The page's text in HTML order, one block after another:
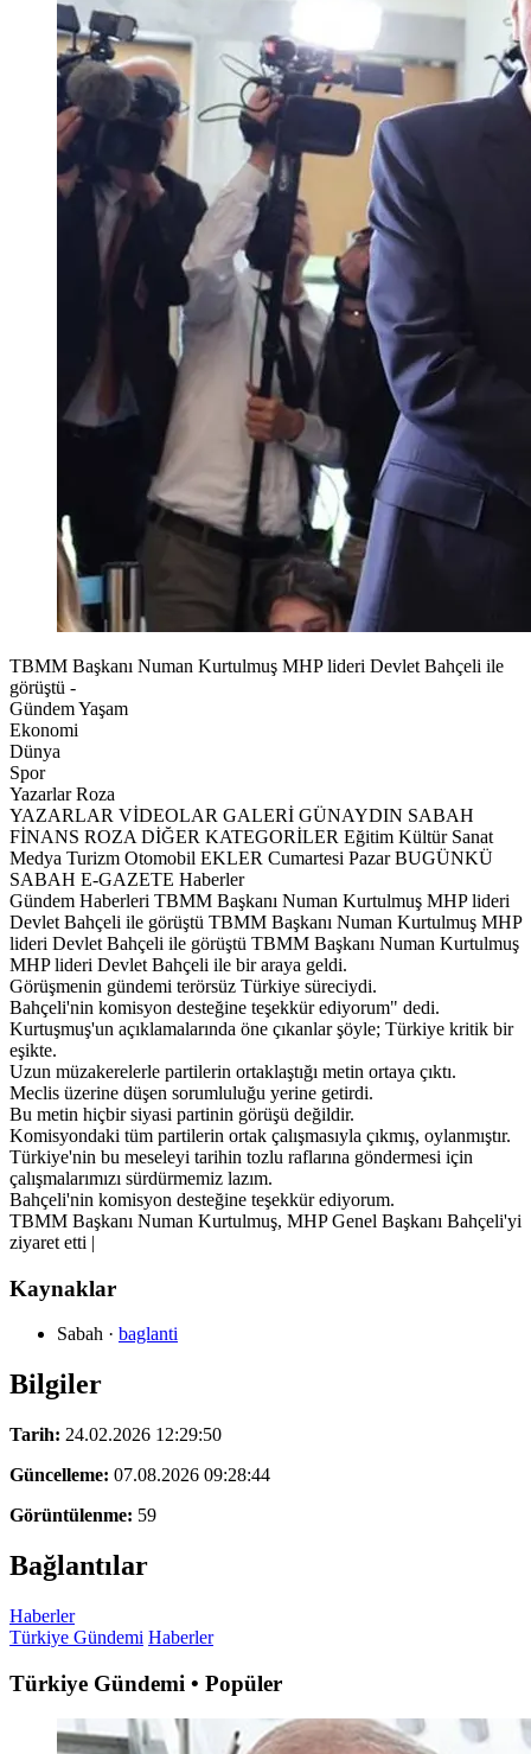
TBMM Başkanı Numan Kurtulmuş MHP lideri Devlet Bahçeli ile
görüştü -
Gündem Yaşam
Ekonomi
Dünya
Spor
Yazarlar Roza
YAZARLAR VİDEOLAR GALERİ GÜNAYDIN SABAH
FİNANS ROZA DİĞER KATEGORİLER Eğitim Kültür Sanat
Medya Turizm Otomobil EKLER Cumartesi Pazar BUGÜNKÜ
SABAH E-GAZETE Haberler
Gündem Haberleri TBMM Başkanı Numan Kurtulmuş MHP lideri
Devlet Bahçeli ile görüştü TBMM Başkanı Numan Kurtulmuş MHP
lideri Devlet Bahçeli ile görüştü TBMM Başkanı Numan Kurtulmuş
MHP lideri Devlet Bahçeli ile bir araya geldi.
Görüşmenin gündemi terörsüz Türkiye süreciydi.
Bahçeli'nin komisyon desteğine teşekkür ediyorum" dedi.
Kurtuşmuş'un açıklamalarında öne çıkanlar şöyle; Türkiye kritik bir
eşikte.
Uzun müzakerelerle partilerin ortaklaştığı metin ortaya çıktı.
Meclis üzerine düşen sorumluluğu yerine getirdi.
Bu metin hiçbir siyasi partinin görüşü değildir.
Komisyondaki tüm partilerin ortak çalışmasıyla çıkmış, oylanmıştır.
Türkiye'nin bu meseleyi tarihin tozlu raflarına göndermesi için
çalışmalarımızı sürdürmemiz lazım.
Bahçeli'nin komisyon desteğine teşekkür ediyorum.
TBMM Başkanı Numan Kurtulmuş, MHP Genel Başkanı Bahçeli'yi
ziyaret etti |
Kaynaklar
Sabah · baglanti
Bilgiler
Tarih: 24.02.2026 12:29:50
Güncelleme: 07.08.2026 09:28:44
Görüntülenme: 59
Bağlantılar
Haberler
Türkiye Gündemi Haberler
Türkiye Gündemi • Popüler